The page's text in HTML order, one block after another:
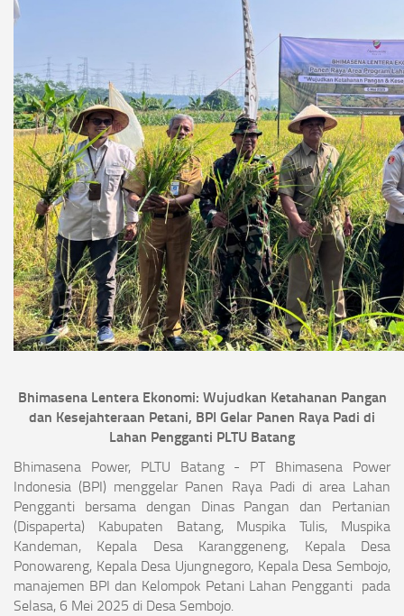
Bhimasena Lentera Ekonomi: Wujudkan Ketahanan Pangan
dan Kesejahteraan Petani, BPI Gelar Panen Raya Padi di
Lahan Pengganti PLTU Batang
Bhimasena Power, PLTU Batang - PT Bhimasena Power
Indonesia (BPI) menggelar Panen Raya Padi di area Lahan
Pengganti bersama dengan Dinas Pangan dan Pertanian
(Dispaperta) Kabupaten Batang, Muspika Tulis, Muspika
Kandeman, Kepala Desa Karanggeneng, Kepala Desa
Ponowareng, Kepala Desa Ujungnegoro, Kepala Desa Sembojo,
manajemen BPI dan Kelompok Petani Lahan Pengganti pada
Selasa, 6 Mei 2025 di Desa Sembojo.